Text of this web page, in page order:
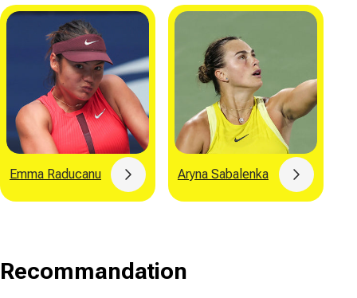
Emma Raducanu
Button
Aryna Sabalenka
Button
Recommandation